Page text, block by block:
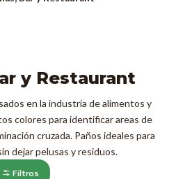
y Restaurant
en la industria de alimentos y
colores para identificar areas de
cruzada. Paños ideales para
dejar pelusas y residuos.
Filtros